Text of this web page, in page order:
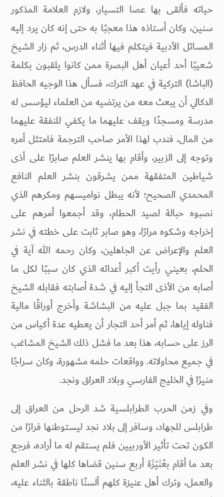
حياته فألقى بها عصا التسيار، ولازم العلامة المذكور
سنين، وكان أستاذه هذا معجبًا به حتى إنه كان يرد إليه
المسائل الأدبية فيتكلم فيها أثناء الدرس، ثم زار الشيخ
شعيبًا أحد أعيان أهل البصرة ممن كانوا يلقبون بكلمة
(الباشا) التركية في عهد الترك، فسأل هذا الوجيه الحافظ
الدكالي أن يبعث معه من يرتضيه من العلماء ليؤسس له
مدرسة ومسجدًا ويقف عليهما ما يكفي للنفقة عليهما
من المال، فندب لهذا الأمر صاحب الترجمة فامتثل أمره
وتوجه إلى الزبير، وأقام بها ينشر العلم صابرًا على أذى
شياطين المتفقهة ممن يشرقون بنشر العلم النافع
المحمدي الصحيح؛ لأنه يبطل نواميسهم ومكرهم الذي
نصبوه حبالة لصيد الحطام، وقد أجمعوا أمرهم على
إخراجه وشكوه مرارًا، وهو صابر ثابت على خطته في نشر
العلم والإعراض عن الجاهلين، وكان رحمه الله آية في
الحلم، بعيني رأيت أكبر أعدائه الذي كان سببًا لكل ما
أصابه من الأذى التجأ إليه في شدة أصابته فقابله الشيخ
الفقيد بما جبل عليه من البشاشة وأخرج أوراقًا مالية
فناوله إياها، ثم أمر أحد التجار أن يعطيه عدة أكياس من
الرز على حسابه، هذا بعد ما فشل ذلك الشيخ المشاغب
في جميع محاولاته. وواقعات حلمه مشهورة، وكان سراجًا
منيرًا في الخليج الفارسي وبلاد العراق ونجد.
وفي زمن الحرب الطرابلسية شد الرحل من العراق إلى
طرابلس للجهاد، وسافر إلى بلاد نجد ليستوطنها فرارًا من
الكون تحت تأثير الأوربيين فلم يستقم له ما أراده، فرجع
بعد ما أقام بعُنَيْزَة أربع سنين قضاها كلها في نشر العلم
والعمل، وترك أهل عنيزة كلهم ألسنًا ناطقة بالثناء عليه،